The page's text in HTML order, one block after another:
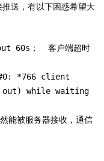
送，有以下困惑希望大
60s； 客户端超时
*766 client
out) while waiting
能被服务器接收，通信